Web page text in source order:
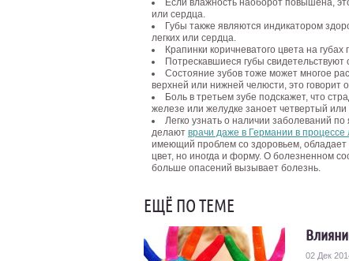
Если влажность наоборот повышена,
или сердца.
Губы также являются индикатором
легких или сердца.
Крапинки коричневатого цвета на
Потрескавшиеся губы свидетельствуют
Состояние зубов тоже может многое
верхней или нижней челюсти, это говорит
Боль в третьем зубе подскажет, что
железе или желудке заноет четвертый
Легко узнать о наличии заболеваний
делают врачи даже в Германии в процессе
имеющий проблем со здоровьем,
цвет, но иногда и форму. О болезненном
больше опасений вызывает болезнь.
ЕЩЁ ПО ТЕМЕ
02 Дек